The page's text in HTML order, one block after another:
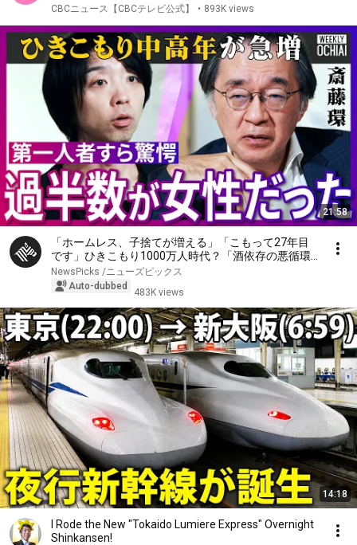
CBCニュース【CBCテレビ公式】 • 893K views
21:58
「ホームレス、子捨てが増える」「こもって27年目
です」ひきこもり1000万人時代？「酒依存の悪循環
と同じ」第一人者、斎藤環が明かす実態…子ども、家
族への対応、不登校の３大原因、孤独死の懸念【落合
NewsPicks /ニューズピックス
Auto-dubbed
483K views
14:18
I Rode the New "Tokaido Lumiere Express" Overnight
Shinkansen!